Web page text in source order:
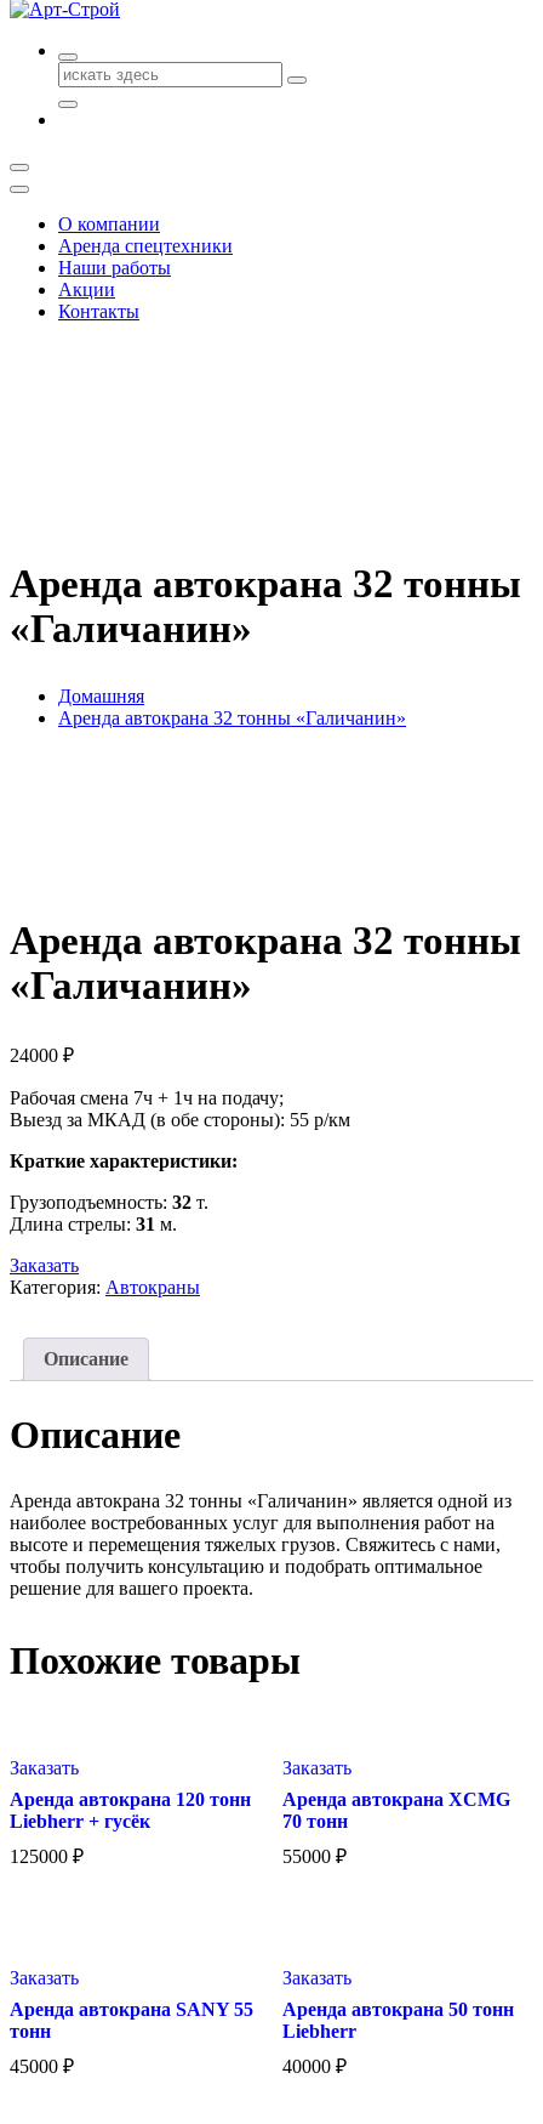
Поиск
для:
О компании
Аренда спецтехники
Наши работы
Акции
Контакты
Аренда автокрана 32 тонны
«Галичанин»
Домашняя
Аренда автокрана 32 тонны «Галичанин»
Аренда автокрана 32 тонны
«Галичанин»
24000 ₽
Рабочая смена 7ч + 1ч на подачу;
Выезд за МКАД (в обе стороны): 55 р/км
Краткие характеристики:
Грузоподъемность: 32 т.
Длина стрелы: 31 м.
Заказать
Категория: Автокраны
Описание
Описание
Аренда автокрана 32 тонны «Галичанин» является одной из
наиболее востребованных услуг для выполнения работ на
высоте и перемещения тяжелых грузов. Свяжитесь с нами,
чтобы получить консультацию и подобрать оптимальное
решение для вашего проекта.
Похожие товары
Заказать
Аренда автокрана 120 тонн
Liebherr + гусёк
125000 ₽
Заказать
Аренда автокрана XCMG
70 тонн
55000 ₽
Заказать
Аренда автокрана SANY 55
тонн
45000 ₽
Заказать
Аренда автокрана 50 тонн
Liebherr
40000 ₽